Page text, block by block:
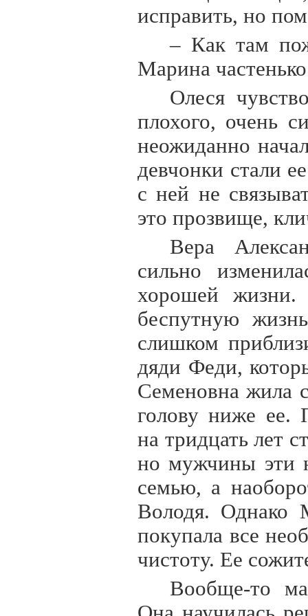
исправить, но
– Как там
Марина
Олеся
плохого, очень
неожиданно
девчонки стали
с ней не
это прозвище,
Вера
сильно
хорошей жизни.
беспутную
слишком
дяди Феди,
Семеновна жила
голову ниже ее.
на тридцать лет
но мужчины эти
семью, а
Володя. Однако
покупала все
чистоту. Ее
Вообще-то